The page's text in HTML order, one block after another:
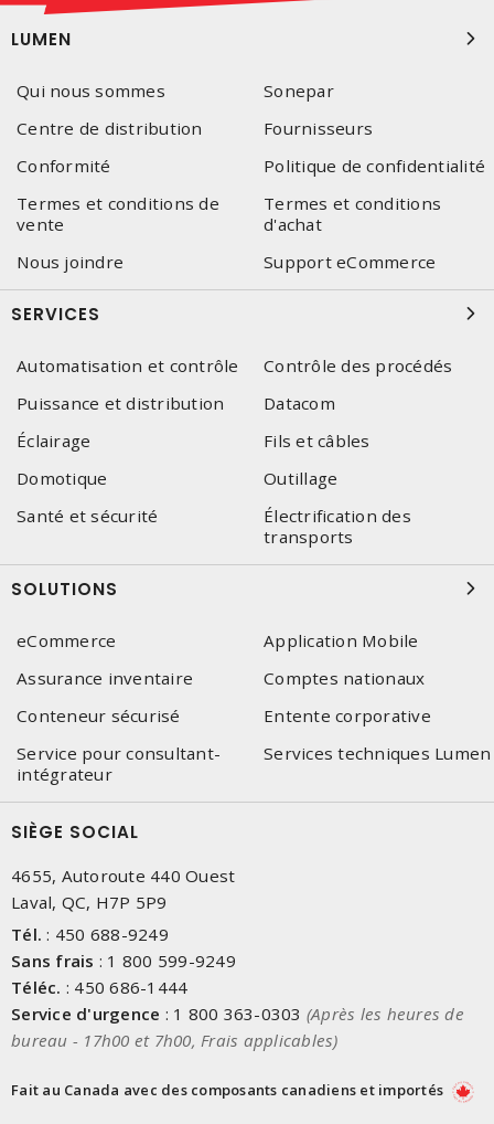
LUMEN
Qui nous sommes
Sonepar
Centre de distribution
Fournisseurs
Conformité
Politique de confidentialité
Termes et conditions de
vente
Termes et conditions
d'achat
Nous joindre
Support eCommerce
SERVICES
Automatisation et contrôle
Contrôle des procédés
Puissance et distribution
Datacom
Éclairage
Fils et câbles
Domotique
Outillage
Santé et sécurité
Électrification des
transports
SOLUTIONS
eCommerce
Application Mobile
Assurance inventaire
Comptes nationaux
Conteneur sécurisé
Entente corporative
Service pour consultant-
intégrateur
Services techniques Lumen
SIÈGE SOCIAL
4655, Autoroute 440 Ouest
Laval, QC, H7P 5P9
Tél. : 450 688-9249
Sans frais : 1 800 599-9249
Téléc. : 450 686-1444
Service d'urgence : 1 800 363-0303 (Après les heures de
bureau - 17h00 et 7h00, Frais applicables)
Fait au Canada avec des composants canadiens et importés